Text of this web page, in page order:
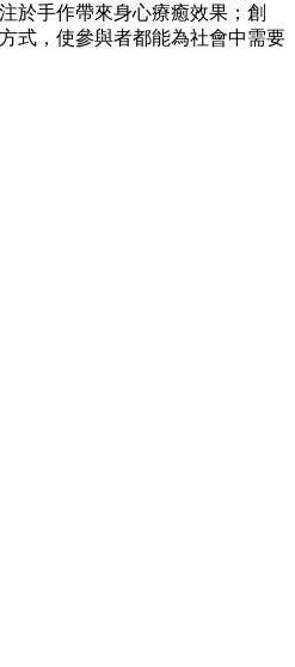
於手作帶來身心療癒效果；創
式，使參與者都能為社會中需要